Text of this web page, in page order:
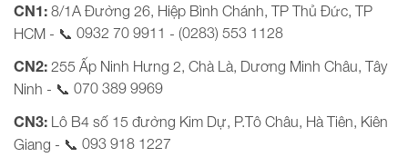
CN1: 8/1A Đường 26, Hiệp Bình Chánh, TP Thủ Đức, TP
HCM - 📞 0932 70 9911 - (0283) 553 1128
CN2: 255 Ấp Ninh Hưng 2, Chà Là, Dương Minh Châu, Tây
Ninh - 📞 070 389 9969
CN3: Lô B4 số 15 đường Kim Dự, P.Tô Châu, Hà Tiên, Kiên
Giang - 📞 093 918 1227